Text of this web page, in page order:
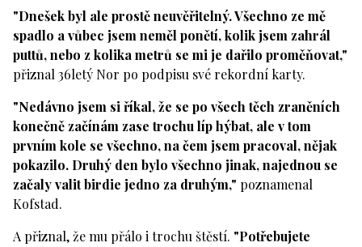
"Dnešek byl ale prostě neuvěřitelný. Všechno ze mě
spadlo a vůbec jsem neměl ponětí, kolik jsem zahrál
puttů, nebo z kolika metrů se mi je dařilo proměňovat,"
přiznal 36letý Nor po podpisu své rekordní karty.
"Nedávno jsem si říkal, že se po všech těch zraněních
konečně začínám zase trochu líp hýbat, ale v tom
prvním kole se všechno, na čem jsem pracoval, nějak
pokazilo. Druhý den bylo všechno jinak, najednou se
začaly valit birdie jedno za druhým," poznamenal
Kofstad.
A přiznal, že mu přálo i trochu štěstí. "Potřebujete